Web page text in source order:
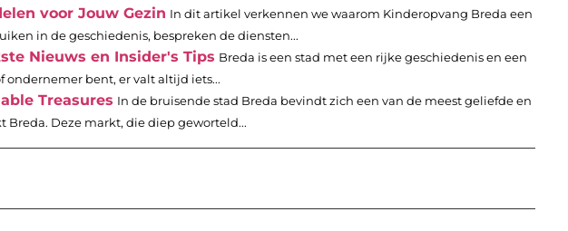
voor Jouw Gezin In dit artikel verkennen we waarom Kinderopvang Breda een
in de geschiedenis, bespreken de diensten...
Nieuws en Insider's Tips Breda is een stad met een rijke geschiedenis en een
ondernemer bent, er valt altijd iets...
Treasures In de bruisende stad Breda bevindt zich een van de meest geliefde en
Deze markt, die diep geworteld...